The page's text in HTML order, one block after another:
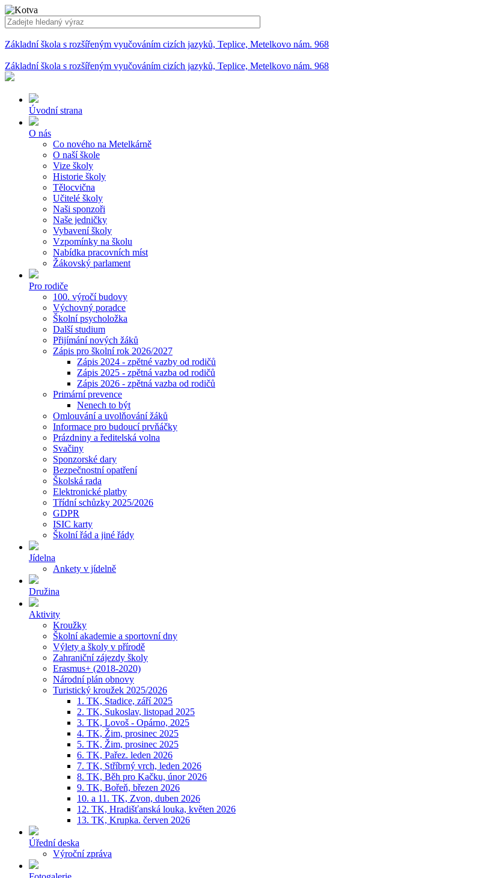
Základní škola s rozšířeným vyučováním cizích jazyků, Teplice, Metelkovo nám. 968
Základní škola s rozšířeným vyučováním cizích jazyků, Teplice, Metelkovo nám. 968
Úvodní strana
O nás
Co nového na Metelkárně
O naší škole
Vize školy
Historie školy
Tělocvična
Učitelé školy
Naši sponzoři
Naše jedničky
Vybavení školy
Vzpomínky na školu
Nabídka pracovních míst
Žákovský parlament
Pro rodiče
100. výročí budovy
Výchovný poradce
Školní psycholožka
Další studium
Přijímání nových žáků
Zápis pro školní rok 2026/2027
Zápis 2024 - zpětné vazby od rodičů
Zápis 2025 - zpětná vazba od rodičů
Zápis 2026 - zpětná vazba od rodičů
Primární prevence
Nenech to být
Omlouvání a uvolňování žáků
Informace pro budoucí prvňáčky
Prázdniny a ředitelská volna
Svačiny
Sponzorské dary
Bezpečnostní opatření
Školská rada
Elektronické platby
Třídní schůzky 2025/2026
GDPR
ISIC karty
Školní řád a jiné řády
Jídelna
Ankety v jídelně
Družina
Aktivity
Kroužky
Školní akademie a sportovní dny
Výlety a školy v přírodě
Zahraniční zájezdy školy
Erasmus+ (2018-2020)
Národní plán obnovy
Turistický kroužek 2025/2026
1. TK, Stadice, září 2025
2. TK, Sukoslav, listopad 2025
3. TK, Lovoš - Opárno, 2025
4. TK, Žim, prosinec 2025
5. TK, Žim, prosinec 2025
6. TK, Pařez. leden 2026
7. TK, Stříbrný vrch, leden 2026
8. TK, Běh pro Kačku, únor 2026
9. TK, Bořeň, březen 2026
10. a 11. TK, Zvon, duben 2026
12. TK, Hradišťanská louka, květen 2026
13. TK, Krupka. červen 2026
Úřední deska
Výroční zpráva